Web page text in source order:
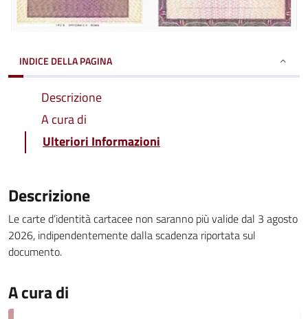
INDICE DELLA PAGINA
Descrizione
A cura di
Ulteriori Informazioni
Descrizione
Le carte d’identità cartacee non saranno più valide dal 3 agosto
2026, indipendentemente dalla scadenza riportata sul
documento.
A cura di